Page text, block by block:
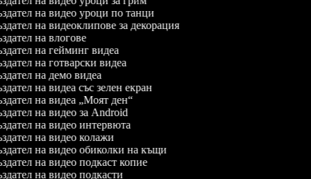
на видео уроци по танци
на видеоклипове за декорация
на влогове
на гейминг видеа
на готварски видеа
на демо видеа
на видеа със зелен екран
на видеа „Моят ден“
на видео за Android
на видео интервюта
на видео колажи
на видео обиколки на къщи
на видео подкаст копие
на видео подкасти